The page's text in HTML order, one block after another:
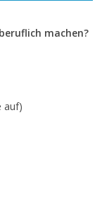
machen?
auf)